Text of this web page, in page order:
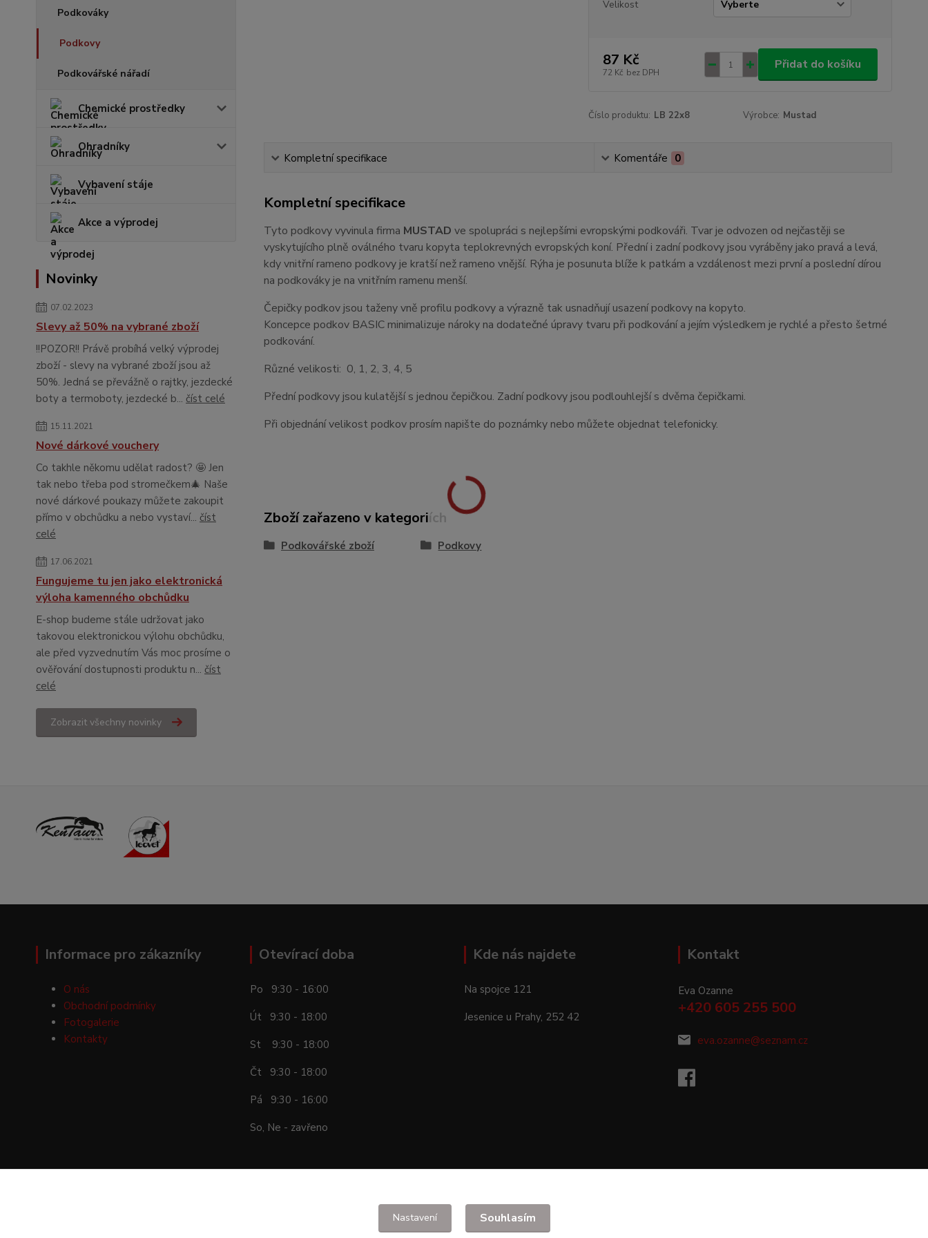
Podkováky
Podkovy
Podkovářské nářadí
Chemické prostředky
Ohradníky
Vybavení stáje
Akce a výprodej
Novinky
07.02.2023
Slevy až 50% na vybrané zboží
!!POZOR!! Právě probíhá velký výprodej
zboží - slevy na vybrané zboží jsou až
50%. Jedná se převážně o rajtky, jezdecké
boty a termoboty, jezdecké b... číst celé
15.11.2021
Nové dárkové vouchery
Co takhle někomu udělat radost? 🤩 Jen
tak nebo třeba pod stromečkem🎄 Naše
nové dárkové poukazy můžete zakoupit
přímo v obchůdku a nebo vystaví... číst
celé
17.06.2021
Fungujeme tu jen jako elektronická
výloha kamenného obchůdku
E-shop budeme stále udržovat jako
takovou elektronickou výlohu obchůdku,
ale před vyzvednutím Vás moc prosíme o
ověřování dostupnosti produktu n... číst
celé
Zobrazit všechny novinky
Velikost
87 Kč
72 Kč bez DPH
Přidat do košíku
Číslo produktu: LB 22x8 Výrobce: Mustad
Kompletní specifikace Komentáře 0
Kompletní specifikace
Tyto podkovy vyvinula firma MUSTAD ve spolupráci s nejlepšími evropskými podkováři. Tvar je odvozen od nejčastěji se
vyskytujícího plně oválného tvaru kopyta teplokrevných evropských koní. Přední i zadní podkovy jsou vyráběny jako pravá a levá,
kdy vnitřní rameno podkovy je kratší než rameno vnější. Rýha je posunuta blíže k patkám a vzdálenost mezi první a poslední dírou
na podkováky je na vnitřním ramenu menší.
Čepičky podkov jsou taženy vně profilu podkovy a výrazně tak usnadňují usazení podkovy na kopyto.
Koncepce podkov BASIC minimalizuje nároky na dodatečné úpravy tvaru při podkování a jejím výsledkem je rychlé a přesto šetrné
podkování.
Různé velikosti: 0, 1, 2, 3, 4, 5
Přední podkovy jsou kulatější s jednou čepičkou. Zadní podkovy jsou podlouhlejší s dvěma čepičkami.
Při objednání velikost podkov prosím napište do poznámky nebo můžete objednat telefonicky.
Zboží zařazeno v kategoriích
Podkovářské zboží Podkovy
Informace pro zákazníky
O nás
Obchodní podmínky
Fotogalerie
Kontakty
Otevírací doba
Po 9:30 - 16:00
Út 9:30 - 18:00
St 9:30 - 18:00
Čt 9:30 - 18:00
Pá 9:30 - 16:00
So, Ne - zavřeno
Kde nás najdete
Na spojce 121
Jesenice u Prahy, 252 42
Kontakt
Eva Ozanne
+420 605 255 500
eva.ozanne@seznam.cz
Nastavení Souhlasím